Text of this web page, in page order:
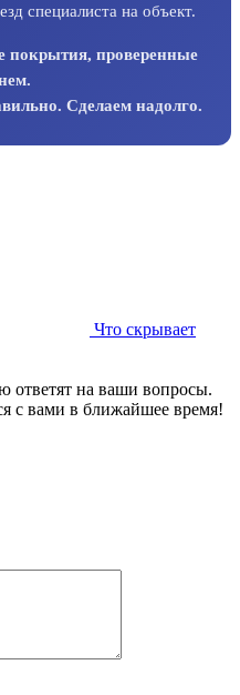
специалиста на объект.
покрытия, проверенные
Сделаем надолго.
Что скрывает
ответят на ваши вопросы.
с вами в ближайшее время!